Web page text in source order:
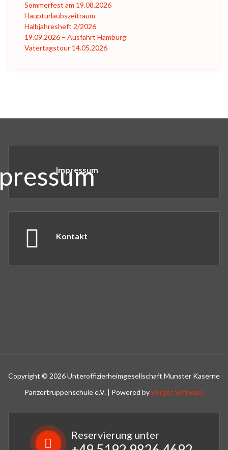
Sommerfest am 19.08.2026
Haupturlaubszeitraum
Halbjahresheft 2/2026
19.09.2026 – Ausfahrt Hamburg
Vatertagstour 14.05.2026
Impressum
Kontakt
Copyright © 2026 Unteroffizierheimgesellschaft Munster Kaserne
Panzertruppenschule e.V. | Powered byBurger Software
Reservierung unter